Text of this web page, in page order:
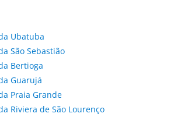
Ubatuba
São Sebastião
Bertioga
Guarujá
Praia Grande
Riviera de São Lourenço